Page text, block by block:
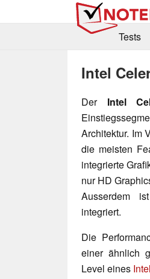
Tests
Intel
Der Intel
Architektur. Im
die meisten
integrierte
nur HD
Ausserdem
integriert.
Die
einer ähnlich
Level eines